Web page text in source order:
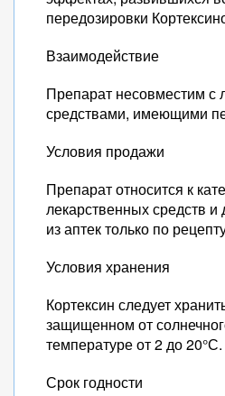
передозировки
Взаимодействие
Препарат несовместим с
средствами, имеющими
Условия продажи
Препарат относится к
лекарственных средств и
из аптек только по
Условия хранения
Кортексин следует
защищенном от
температуре от 2 до 20°С.
Срок годности